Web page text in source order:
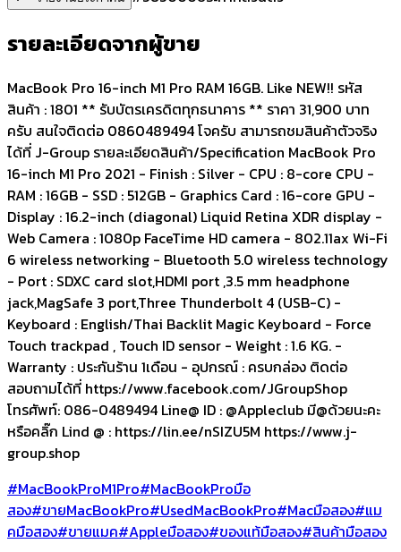
รายละเอียดจากผู้ขาย
MacBook Pro 16-inch M1 Pro RAM 16GB. Like NEW!! รหัส
สินค้า : 1801 ** รับบัตรเครดิตทุกธนาคาร ** ราคา 31,900 บาท
ครับ สนใจติดต่อ 0860489494 โจครับ สามารถชมสินค้าตัวจริง
ได้ที่ J-Group รายละเอียดสินค้า/Specification MacBook Pro
16-inch M1 Pro 2021 - Finish : Silver - CPU : 8-core CPU -
RAM : 16GB - SSD : 512GB - Graphics Card : 16-core GPU -
Display : 16.2-inch (diagonal) Liquid Retina XDR display -
Web Camera : 1080p FaceTime HD camera - 802.11ax Wi-Fi
6 wireless networking - Bluetooth 5.0 wireless technology
- Port : SDXC card slot,HDMI port ,3.5 mm headphone
jack,MagSafe 3 port,Three Thunderbolt 4 (USB-C) -
Keyboard : English/Thai Backlit Magic Keyboard - Force
Touch trackpad , Touch ID sensor - Weight : 1.6 KG. -
Warranty : ประกันร้าน 1เดือน - อุปกรณ์ : ครบกล่อง ติดต่อ
สอบถามได้ที่ https://www.facebook.com/JGroupShop
โทรศัพท์: 086-0489494 Line@ ID : @Appleclub มี@ด้วยนะคะ
หรือคลิ๊ก Lind @ : https://lin.ee/nSIZU5M https://www.j-
group.shop
#MacBookProM1Pro#MacBookProมือ
สอง#ขายMacBookPro#UsedMacBookPro#Macมือสอง#แม
คมือสอง#ขายแมค#Appleมือสอง#ของแท้มือสอง#สินค้ามือสอง